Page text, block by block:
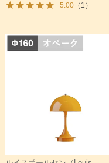
5.00（1）